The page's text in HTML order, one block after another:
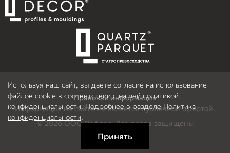
Правовая информация
Информация на сайте не является публичной офертой.
© 2026 ООО Рефлор, Все права защищены
Используя наш сайт, вы даете согласие на использование
файлов cookie в соответствии с нашей политикой
конфиденциальности. Подробнее в разделеПолитика
конфиденциальности.
Принять